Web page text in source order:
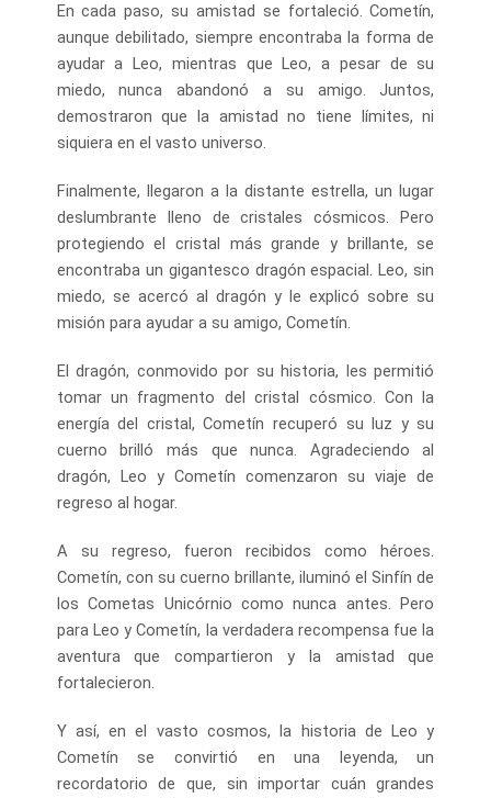
En cada paso, su amistad se fortaleció. Cometín,
aunque debilitado, siempre encontraba la forma de
ayudar a Leo, mientras que Leo, a pesar de su
miedo, nunca abandonó a su amigo. Juntos,
demostraron que la amistad no tiene límites, ni
siquiera en el vasto universo.
Finalmente, llegaron a la distante estrella, un lugar
deslumbrante lleno de cristales cósmicos. Pero
protegiendo el cristal más grande y brillante, se
encontraba un gigantesco dragón espacial. Leo, sin
miedo, se acercó al dragón y le explicó sobre su
misión para ayudar a su amigo, Cometín.
El dragón, conmovido por su historia, les permitió
tomar un fragmento del cristal cósmico. Con la
energía del cristal, Cometín recuperó su luz y su
cuerno brilló más que nunca. Agradeciendo al
dragón, Leo y Cometín comenzaron su viaje de
regreso al hogar.
A su regreso, fueron recibidos como héroes.
Cometín, con su cuerno brillante, iluminó el Sinfín de
los Cometas Unicórnio como nunca antes. Pero
para Leo y Cometín, la verdadera recompensa fue la
aventura que compartieron y la amistad que
fortalecieron.
Y así, en el vasto cosmos, la historia de Leo y
Cometín se convirtió en una leyenda, un
recordatorio de que, sin importar cuán grandes